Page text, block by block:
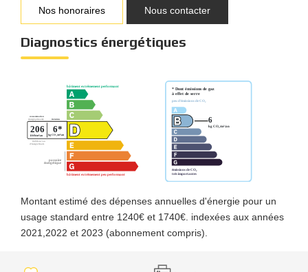
Nos honoraires Nous contacter
Diagnostics énergétiques
Montant estimé des dépenses annuelles d'énergie pour un
usage standard entre 1240€ et 1740€. indexées aux années
2021,2022 et 2023 (abonnement compris).